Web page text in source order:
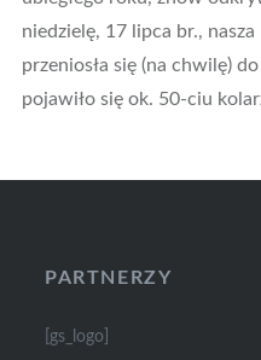
niedzielę, 17 lipca br.,
przeniosła się (na chwilę)
pojawiło się ok. 50-ciu
PARTNERZY
[gs_logo]